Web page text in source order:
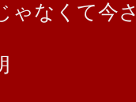
ゃなくて今